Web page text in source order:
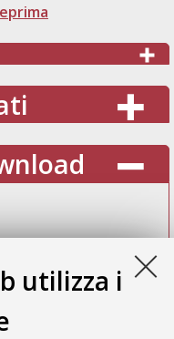
utilizza i